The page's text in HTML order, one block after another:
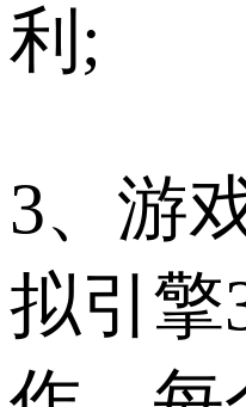
利;
3、游
拟引擎